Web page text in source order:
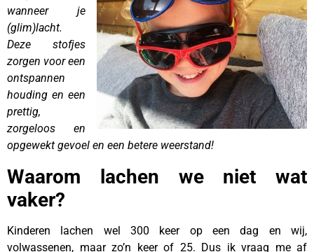
wanneer je
(glim)lacht.
Deze stofjes
zorgen voor een
ontspannen
houding en een
prettig,
zorgeloos en
opgewekt gevoel en een betere weerstand!
Waarom lachen we niet wat
vaker?
Kinderen lachen wel 300 keer op een dag en wij,
volwassenen, maar zo’n keer of 25. Dus ik vraag me af